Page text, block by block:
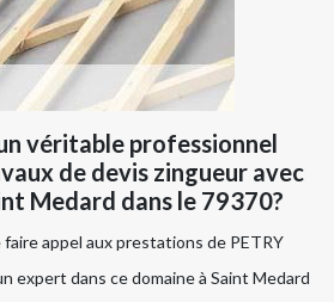
véritable professionnel
de devis zingueur avec
Medard dans le 79370?
appel aux prestations de PETRY
expert dans ce domaine à Saint Medard